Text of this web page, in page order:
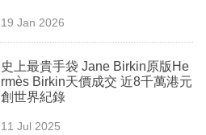
19 Jan 2026
史上最貴手袋 Jane Birkin原版He
rmès Birkin天價成交 近8千萬港元
創世界紀錄
11 Jul 2025